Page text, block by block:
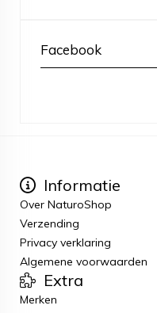
Facebook
Informatie
Over NaturoShop
Verzending
Privacy verklaring
Algemene voorwaarden
Extra
Merken